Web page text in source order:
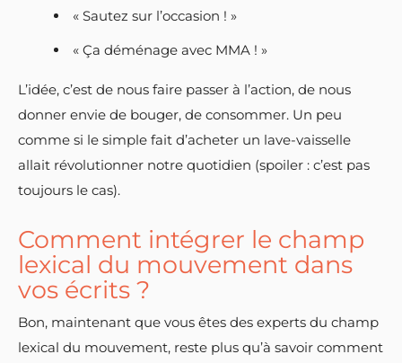
« Sautez sur l’occasion ! »
« Ça déménage avec MMA ! »
L’idée, c’est de nous faire passer à l’action, de nous
donner envie de bouger, de consommer. Un peu
comme si le simple fait d’acheter un lave-vaisselle
allait révolutionner notre quotidien (spoiler : c’est pas
toujours le cas).
Comment intégrer le champ
lexical du mouvement dans
vos écrits ?
Bon, maintenant que vous êtes des experts du champ
lexical du mouvement, reste plus qu’à savoir comment